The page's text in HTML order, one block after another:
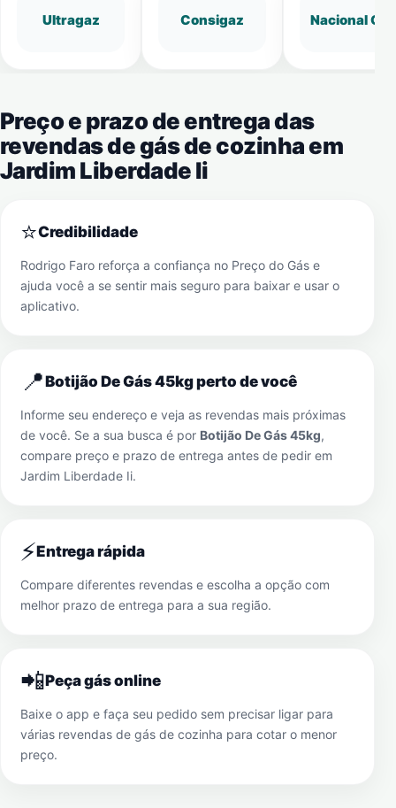
Ultragaz Consigaz Nacional Gás
Preço e prazo de entrega das
revendas de gás de cozinha em
Jardim Liberdade Ii
⭐Credibilidade
Rodrigo Faro reforça a confiança no Preço do Gás e
ajuda você a se sentir mais seguro para baixar e usar o
aplicativo.
📍Botijão De Gás 45kg perto de você
Informe seu endereço e veja as revendas mais próximas
de você. Se a sua busca é por Botijão De Gás 45kg,
compare preço e prazo de entrega antes de pedir em
Jardim Liberdade Ii.
⚡Entrega rápida
Compare diferentes revendas e escolha a opção com
melhor prazo de entrega para a sua região.
📲Peça gás online
Baixe o app e faça seu pedido sem precisar ligar para
várias revendas de gás de cozinha para cotar o menor
preço.